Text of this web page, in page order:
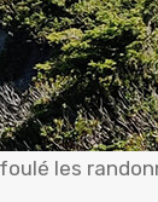
les